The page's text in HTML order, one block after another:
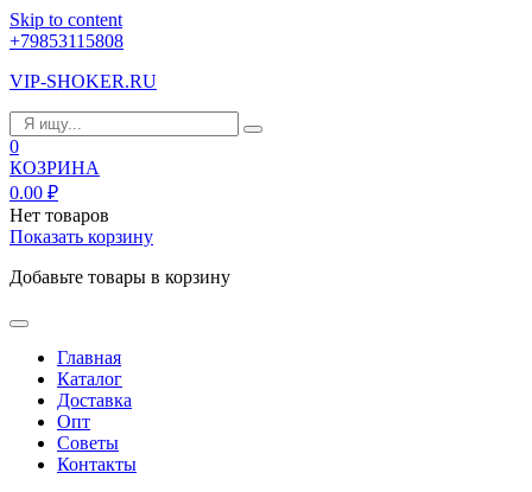
Skip to content
+79853115808
VIP-SHOKER.RU
0
КОЗРИНА
0.00 ₽
Нет товаров
Показать корзину
Добавьте товары в корзину
Главная
Каталог
Доставка
Опт
Советы
Контакты